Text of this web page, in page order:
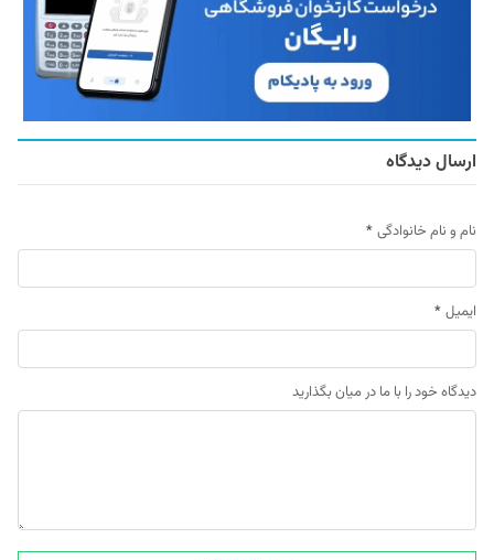
ارسال دیدگاه
نام و نام خانوادگی *
ایمیل *
دیدگاه خود را با ما در میان بگذارید